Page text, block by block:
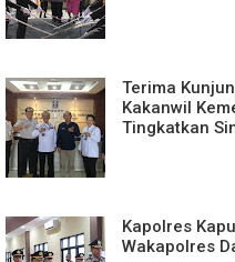
Terima
Kakanwil
Tingkatkan
Kapolres
Wakapolres